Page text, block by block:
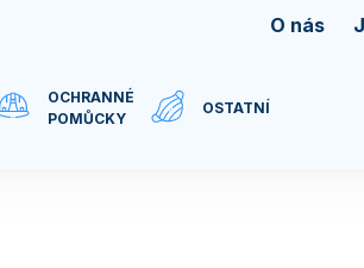
O nás
OCHRANNÉ
POMŮCKY
OSTATNÍ